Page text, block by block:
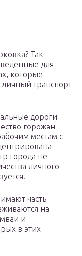
Так
для
которые
личный транспорт
дороги
горожан
местам с
города не
личного
часть
на
и
в этих